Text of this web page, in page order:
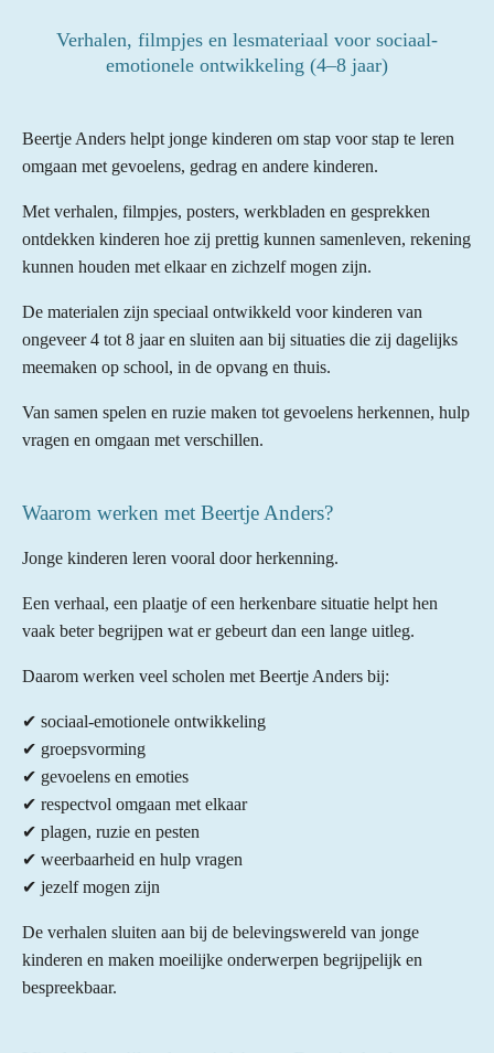
Verhalen, filmpjes en lesmateriaal voor sociaal-
emotionele ontwikkeling (4–8 jaar)
Beertje Anders helpt jonge kinderen om stap voor stap te leren
omgaan met gevoelens, gedrag en andere kinderen.
Met verhalen, filmpjes, posters, werkbladen en gesprekken
ontdekken kinderen hoe zij prettig kunnen samenleven, rekening
kunnen houden met elkaar en zichzelf mogen zijn.
De materialen zijn speciaal ontwikkeld voor kinderen van
ongeveer 4 tot 8 jaar en sluiten aan bij situaties die zij dagelijks
meemaken op school, in de opvang en thuis.
Van samen spelen en ruzie maken tot gevoelens herkennen, hulp
vragen en omgaan met verschillen.
Waarom werken met Beertje Anders?
Jonge kinderen leren vooral door herkenning.
Een verhaal, een plaatje of een herkenbare situatie helpt hen
vaak beter begrijpen wat er gebeurt dan een lange uitleg.
Daarom werken veel scholen met Beertje Anders bij:
✔ sociaal-emotionele ontwikkeling
✔ groepsvorming
✔ gevoelens en emoties
✔ respectvol omgaan met elkaar
✔ plagen, ruzie en pesten
✔ weerbaarheid en hulp vragen
✔ jezelf mogen zijn
De verhalen sluiten aan bij de belevingswereld van jonge
kinderen en maken moeilijke onderwerpen begrijpelijk en
bespreekbaar.